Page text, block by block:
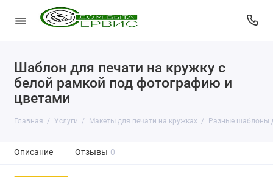
Шаблон для печати на кружку с
белой рамкой под фотографию и
цветами
Главная Услуги Макеты для печати на кружках Разные шаблоны
Описание Отзывы 0